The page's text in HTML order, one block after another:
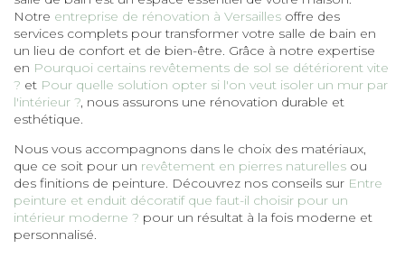
Notre entreprise de rénovation à Versailles offre des
services complets pour transformer votre salle de bain en
un lieu de confort et de bien-être. Grâce à notre expertise
en Pourquoi certains revêtements de sol se détériorent vite
? et Pour quelle solution opter si l'on veut isoler un mur par
l'intérieur ?, nous assurons une rénovation durable et
esthétique.
Nous vous accompagnons dans le choix des matériaux,
que ce soit pour un revêtement en pierres naturelles ou
des finitions de peinture. Découvrez nos conseils sur Entre
peinture et enduit décoratif que faut-il choisir pour un
intérieur moderne ? pour un résultat à la fois moderne et
personnalisé.